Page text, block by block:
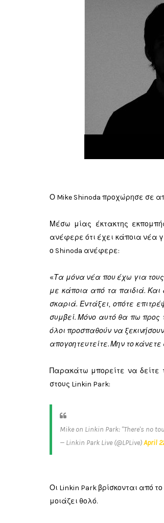
Ο Mike Shinoda προχώρησε σε
Μέσω μίας έκτακτης
ανέφερε ότι έχει κάποια νέα
ο Shinoda ανέφερε:
«Τα μόνα νέα που έχω για
με κάποια από τα παιδιά. Και
σκαριά. Εντάξει, οπότε
συμβεί. Μόνο αυτό θα πω προς
όλοι προσπαθούν να
απογοητευτείτε. Μην το κάνετε
Παρακάτω μπορείτε να δείτε
στους Linkin Park:
Mike on Linkin Park: "There's no
— Linkin Park Live (@LPLive)April
Οι Linkin Park βρίσκονται από
μοιάζει θολό.